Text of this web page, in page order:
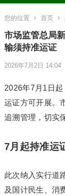
您的位置 首页
市场监管总局
输须持准运证
2026年7月2日 14:04
2026年7月1日
运证方可开展。
追溯管理，切实
7月起持准运
此次纳入实行道
及国计民生、消